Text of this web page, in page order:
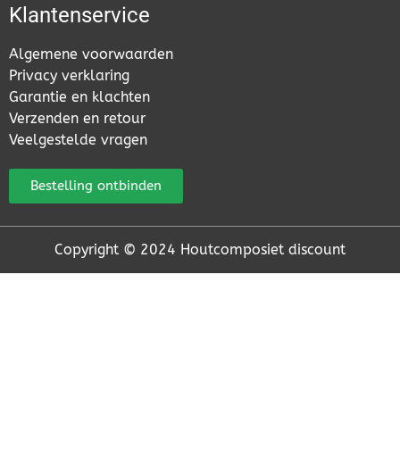
Klantenservice
Algemene voorwaarden
Privacy verklaring
Garantie en klachten
Verzenden en retour
Veelgestelde vragen
Bestelling ontbinden
Copyright © 2024 Houtcomposiet discount